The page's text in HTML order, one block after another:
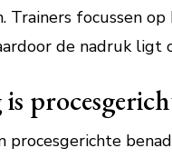
Trainers focussen
de nadruk
procesgerichte